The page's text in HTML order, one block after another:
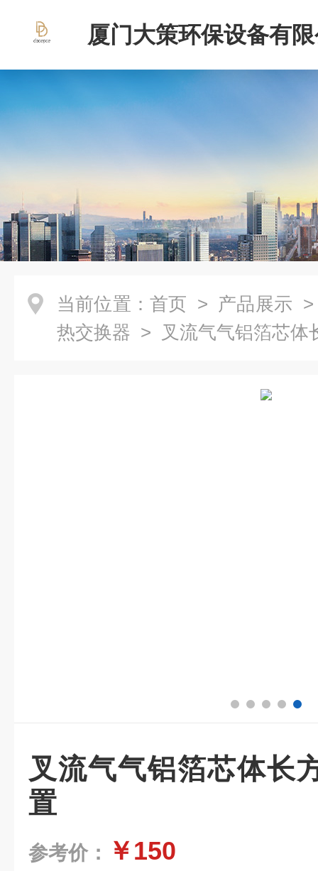
厦门大策环保设备有
当前位置： 首页 > 产品展示
热交换器 > 叉流气气铝箔芯体
叉流气气铝箔芯体长
置
参考价： ￥150